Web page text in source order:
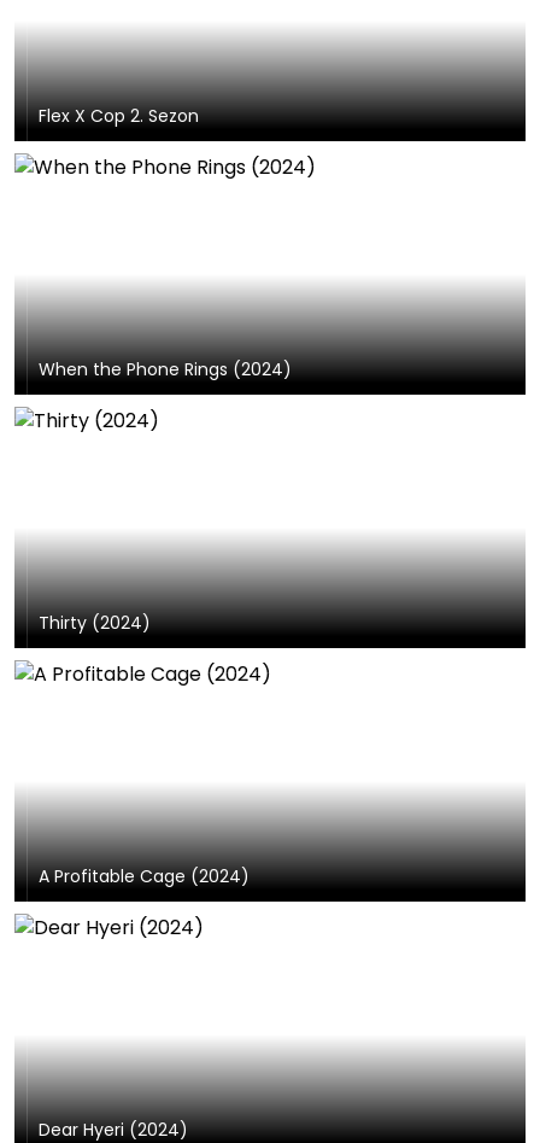
Flex X Cop 2. Sezon
When the Phone Rings (2024)
Thirty (2024)
A Profitable Cage (2024)
Dear Hyeri (2024)